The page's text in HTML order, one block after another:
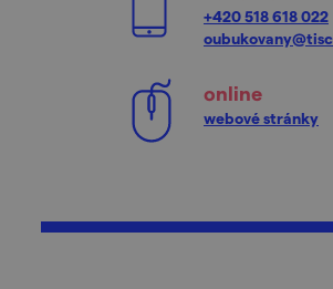
+420 518 618 022
online
webové stránky